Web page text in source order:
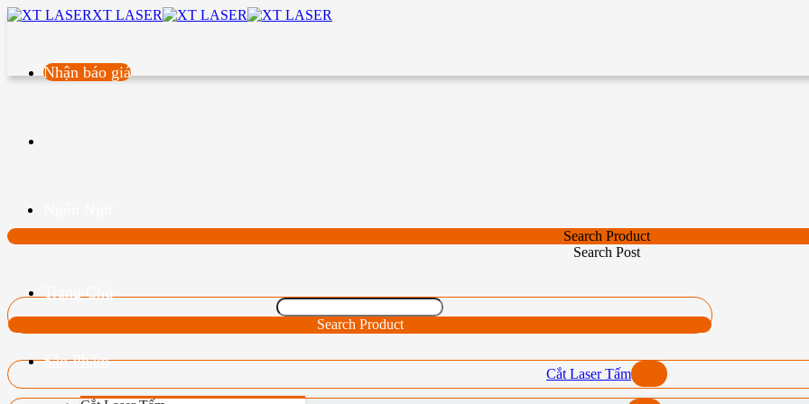
XT LASER
Nhận báo giá
Trang Chủ
Sản Phẩm
Search Product
Search Post
Search Product
Cắt Laser Tấm